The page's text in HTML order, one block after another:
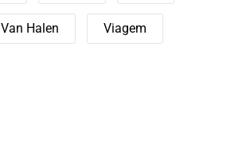
Van Halen Viagem